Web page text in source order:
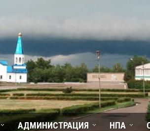
АДМИНИСТРАЦИЯ НПА